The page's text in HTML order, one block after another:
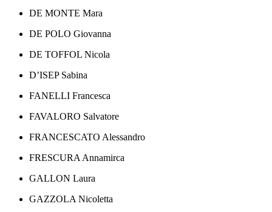
DE MONTE Mara
DE POLO Giovanna
DE TOFFOL Nicola
D’ISEP Sabina
FANELLI Francesca
FAVALORO Salvatore
FRANCESCATO Alessandro
FRESCURA Annamirca
GALLON Laura
GAZZOLA Nicoletta